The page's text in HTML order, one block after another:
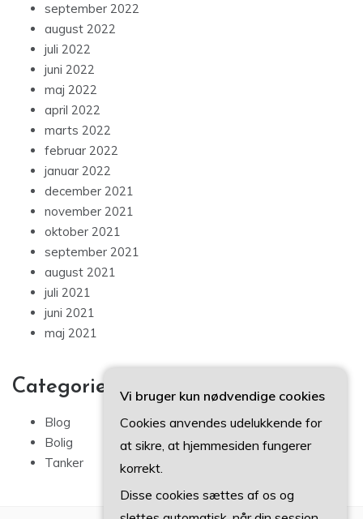
september 2022
august 2022
juli 2022
juni 2022
maj 2022
april 2022
marts 2022
februar 2022
januar 2022
december 2021
november 2021
oktober 2021
september 2021
august 2021
juli 2021
juni 2021
maj 2021
Categories
Blog
Bolig
Tanker
Vi bruger kun nødvendige cookies
Cookies anvendes udelukkende for
at sikre, at hjemmesiden fungerer
korrekt.
Disse cookies sættes af os og